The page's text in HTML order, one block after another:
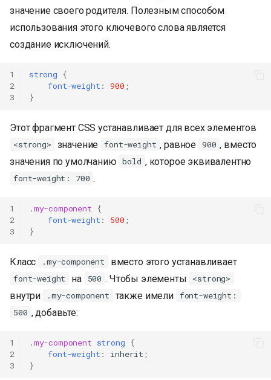
значение своего родителя. Полезным способом
использования этого ключевого слова является
создание исключений.
1
2
3
strong
{
font-weight : 900 ;
}
Этот фрагмент CSS устанавливает для всех элементов
<strong> значение font-weight , равное 900 , вместо
значения по умолчанию bold , которое эквивалентно
font-weight: 700 .
1
2
3
.my-component
{
font-weight : 500 ;
}
Класс .my-component вместо этого устанавливает
font-weight на 500 . Чтобы элементы <strong>
внутри .my-component также имели font-weight:
500 , добавьте:
1
2
3
.my-component strong
{
font-weight : inherit ;
}